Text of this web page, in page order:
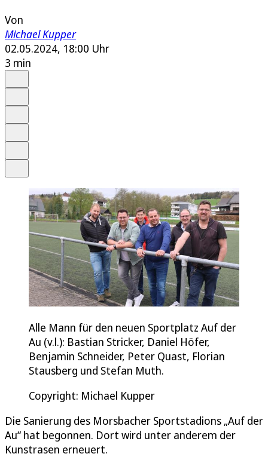
Von
Michael Kupper
02.05.2024, 18:00 Uhr
3 min
Alle Mann für den neuen Sportplatz Auf der
Au (v.l.): Bastian Stricker, Daniel Höfer,
Benjamin Schneider, Peter Quast, Florian
Stausberg und Stefan Muth.
Copyright: Michael Kupper
Die Sanierung des Morsbacher Sportstadions „Auf der
Au“ hat begonnen. Dort wird unter anderem der
Kunstrasen erneuert.